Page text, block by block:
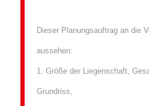
Dieser Planungsauftrag an die
aussehen:
1. Größe der Liegenschaft,
Grundriss,